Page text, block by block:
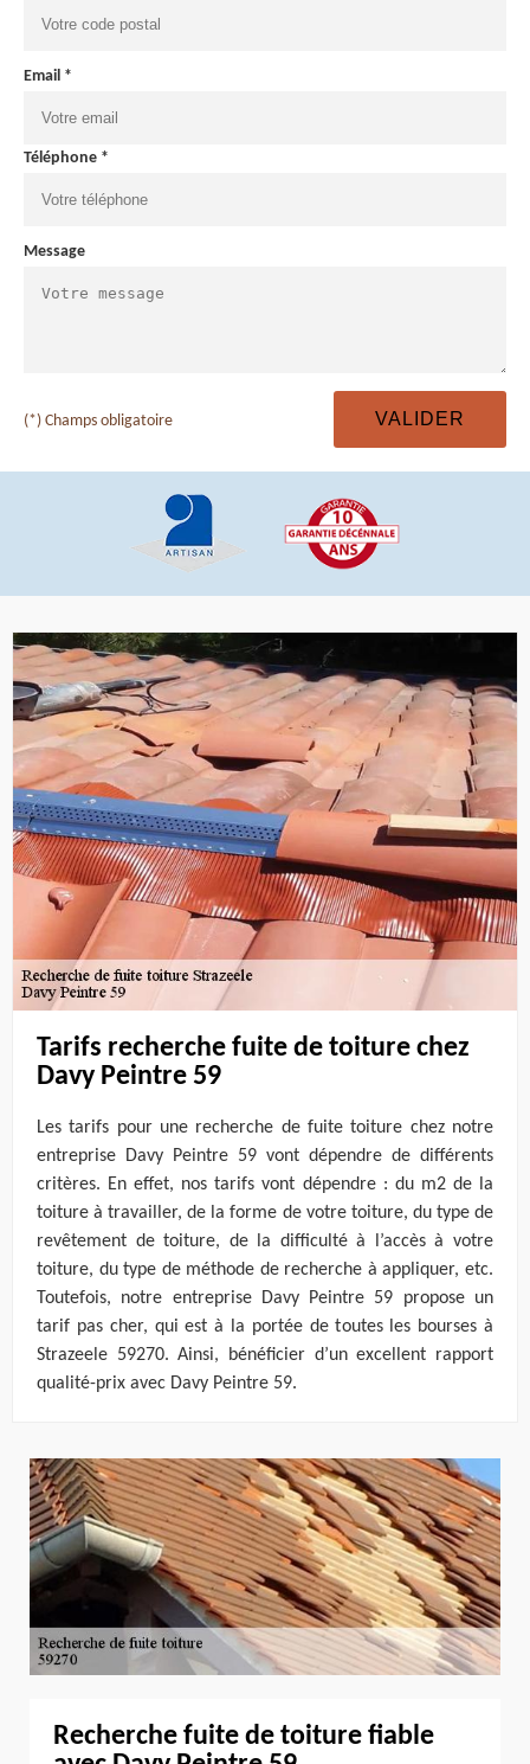
Email *
Téléphone *
Message
(*) Champs obligatoire
Tarifs recherche fuite de toiture chez
Davy Peintre 59
Les tarifs pour une recherche de fuite toiture chez notre
entreprise Davy Peintre 59 vont dépendre de différents
critères. En effet, nos tarifs vont dépendre : du m2 de la
toiture à travailler, de la forme de votre toiture, du type de
revêtement de toiture, de la difficulté à l’accès à votre
toiture, du type de méthode de recherche à appliquer, etc.
Toutefois, notre entreprise Davy Peintre 59 propose un
tarif pas cher, qui est à la portée de toutes les bourses à
Strazeele 59270. Ainsi, bénéficier d’un excellent rapport
qualité-prix avec Davy Peintre 59.
Recherche fuite de toiture fiable